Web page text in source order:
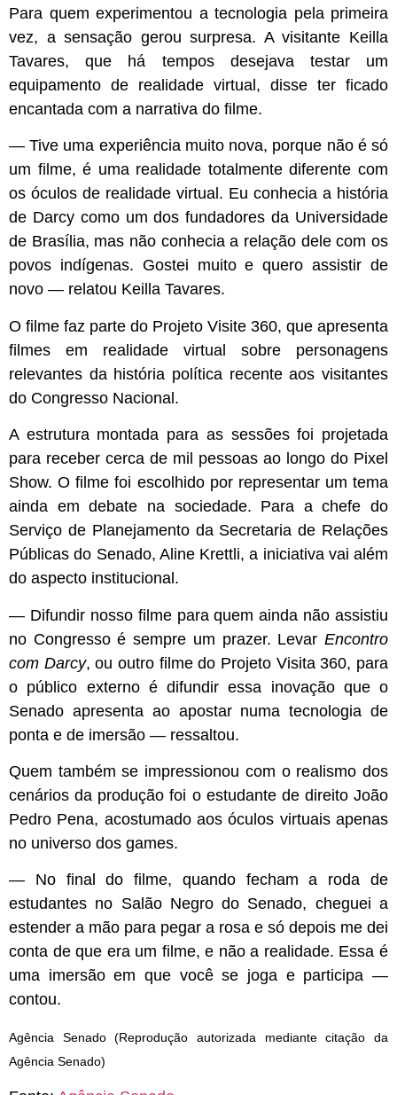
Para quem experimentou a tecnologia pela primeira
vez, a sensação gerou surpresa. A visitante Keilla
Tavares, que há tempos desejava testar um
equipamento de realidade virtual, disse ter ficado
encantada com a narrativa do filme.
— Tive uma experiência muito nova, porque não é só
um filme, é uma realidade totalmente diferente com
os óculos de realidade virtual. Eu conhecia a história
de Darcy como um dos fundadores da Universidade
de Brasília, mas não conhecia a relação dele com os
povos indígenas. Gostei muito e quero assistir de
novo — relatou Keilla Tavares.
O filme faz parte do Projeto Visite 360, que apresenta
filmes em realidade virtual sobre personagens
relevantes da história política recente aos visitantes
do Congresso Nacional.
A estrutura montada para as sessões foi projetada
para receber cerca de mil pessoas ao longo do Pixel
Show. O filme foi escolhido por representar um tema
ainda em debate na sociedade. Para a chefe do
Serviço de Planejamento da Secretaria de Relações
Públicas do Senado, Aline Krettli, a iniciativa vai além
do aspecto institucional.
— Difundir nosso filme para quem ainda não assistiu
no Congresso é sempre um prazer. Levar Encontro
com Darcy, ou outro filme do Projeto Visita 360, para
o público externo é difundir essa inovação que o
Senado apresenta ao apostar numa tecnologia de
ponta e de imersão — ressaltou.
Quem também se impressionou com o realismo dos
cenários da produção foi o estudante de direito João
Pedro Pena, acostumado aos óculos virtuais apenas
no universo dos games.
— No final do filme, quando fecham a roda de
estudantes no Salão Negro do Senado, cheguei a
estender a mão para pegar a rosa e só depois me dei
conta de que era um filme, e não a realidade. Essa é
uma imersão em que você se joga e participa —
contou.
Agência Senado (Reprodução autorizada mediante citação da
Agência Senado)